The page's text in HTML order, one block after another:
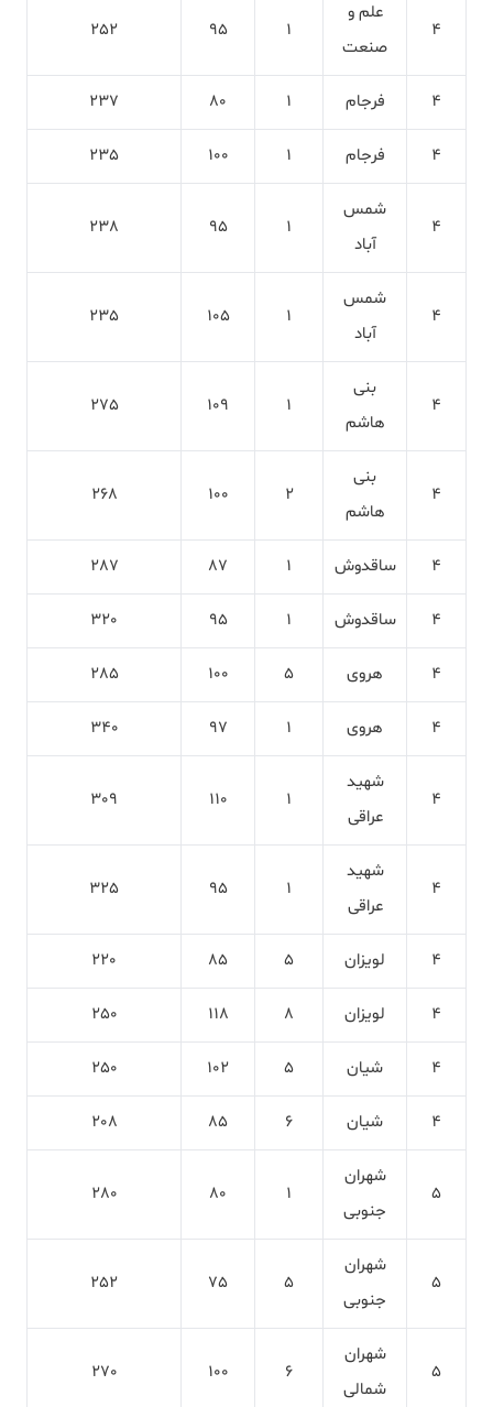
4
علم و
صنعت
1
95
252
4 فرجام 1
80
237
4 فرجام 1
100
235
4
شمس
آباد
1
95
238
4
شمس
آباد
1
105
235
4
بنی
هاشم
1
109
275
4
بنی
هاشم
2
100
268
4 ساقدوش 1
87
287
4 ساقدوش 1
95
320
4 هروی 5
100
285
4 هروی 1
97
340
4
شهید
عراقی
1
110
309
4
شهید
عراقی
1
95
325
4 لویزان 5
85
220
4 لویزان 8
118
250
4 شیان 5
102
250
4 شیان 6
85
208
5
شهران
جنوبی
1
80
280
5
شهران
جنوبی
5
75
252
5
شهران
شمالی
6
100
270